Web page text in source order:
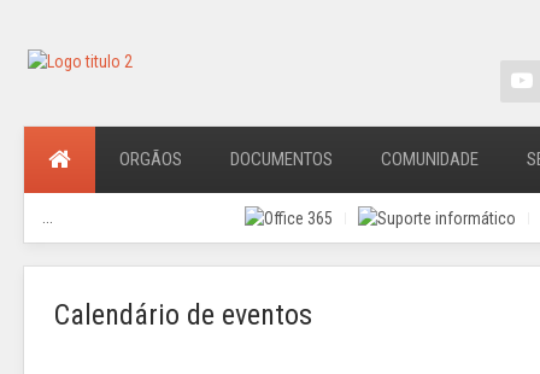
ORGÃOS DOCUMENTOS COMUNIDADE
Calendário de eventos